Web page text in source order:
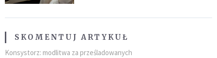
SKOMENTUJ ARTYKUŁ
Konsystorz: modlitwa za prześladowanych